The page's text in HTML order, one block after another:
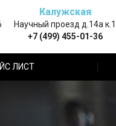
Калужская
Научный проезд д.14а к.1
+7 (499) 455-01-36
ЛИСТ